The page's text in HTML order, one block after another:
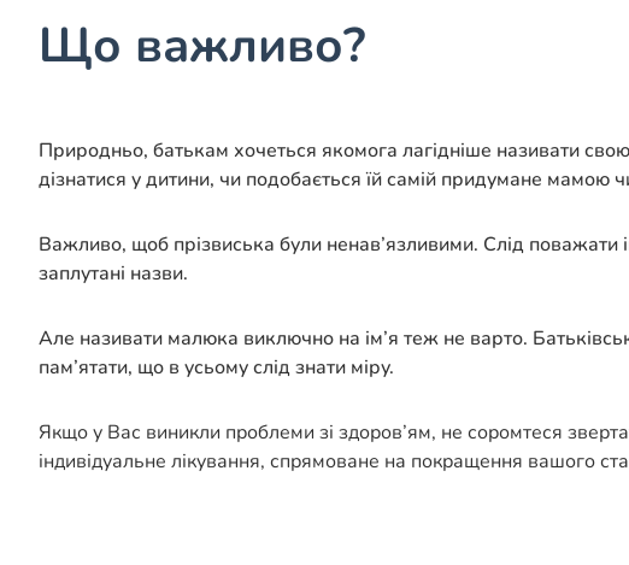
Що важливо?
Природньо, батькам хочеться якомога лагідніше називати
дізнатися у дитини, чи подобається їй самій придумане мамою
Важливо, щоб прізвиська були ненав’язливими. Слід поважати
заплутані назви.
Але називати малюка виключно на ім’я теж не варто.
пам’ятати, що в усьому слід знати міру.
Якщо у Вас виникли проблеми зі здоров’ям, не соромтеся
індивідуальне лікування, спрямоване на покращення вашого